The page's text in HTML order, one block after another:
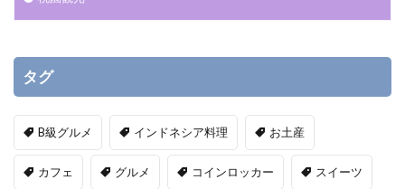
タグ
B級グルメ インドネシア料理 お土産
カフェ グルメ コインロッカー スイーツ